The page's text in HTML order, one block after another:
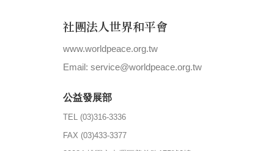
社團法人世界和平會
www.worldpeace.org.tw
Email: service@worldpeace.org.tw
公益發展部
TEL (03)316-3336
FAX (03)433-3377